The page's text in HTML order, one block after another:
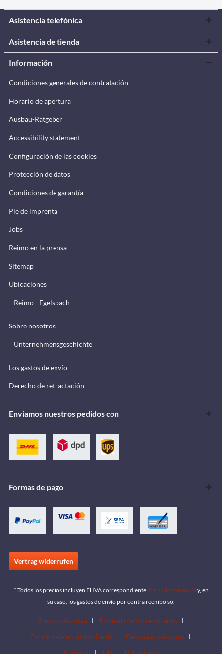
Asistencia telefónica
Asistencia de tienda
Información
Condiciones generales de contratación
Horario de apertura
Ausbau-Ratgeber
Accessibility statement
Configuración de las cookies
Protección de datos
Condiciones de garantía
Pie de imprenta
Jobs
Reimo en la prensa
Sitemap
Ubicaciones
Reimo - Egelsbach
Sobre nosotros
Unternehmensgeschichte
Los gastos de envío
Derecho de retractación
Enviamos nuestros pedidos con
Formas de pago
Vertrag widerrufen
* Todos los precios incluyen El IVA correspondiente, los gastos de envío y, en
su caso, los gastos de envío por contra reembolso.
Área de descarga
Búsqueda de concesionarios
Conviértete en un distribuidor
Descargar catálogos
Contacto
Jobs Ubicaciones